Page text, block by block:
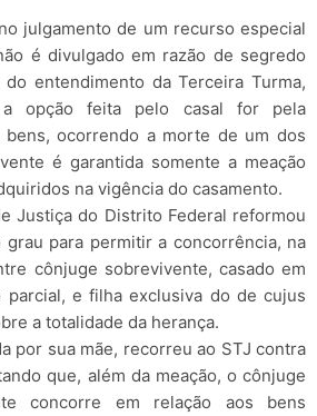
julgamento de um recurso especial
é divulgado em razão de segredo
entendimento da Terceira Turma,
opção feita pelo casal for pela
bens, ocorrendo a morte de um dos
é garantida somente a meação
na vigência do casamento.
Justiça do Distrito Federal reformou
para permitir a concorrência, na
cônjuge sobrevivente, casado em
parcial, e filha exclusiva do de cujus
a totalidade da herança.
por sua mãe, recorreu ao STJ contra
que, além da meação, o cônjuge
concorre em relação aos bens